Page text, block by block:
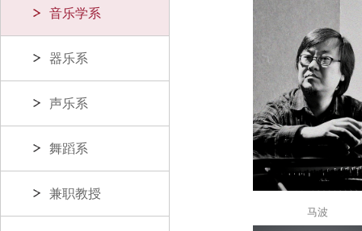
音乐学系
器乐系
声乐系
舞蹈系
兼职教授
马波